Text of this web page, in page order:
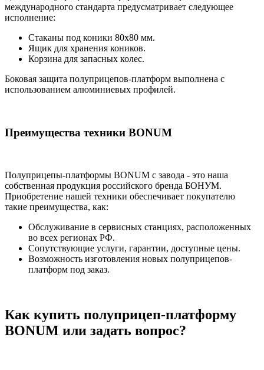
международного стандарта предусматривает следующее
исполнение:
Стаканы под коники 80х80 мм.
Ящик для хранения коников.
Корзина для запасных колес.
Боковая защита полуприцепов-платформ выполнена с
использованием алюминиевых профилей.
Преимущества техники BONUM
Полуприцепы-платформы BONUM с завода - это наша
собственная продукция российского бренда БОНУМ.
Приобретение нашей техники обеспечивает покупателю
такие преимущества, как:
Обслуживание в сервисных станциях, расположенных
во всех регионах РФ.
Сопутствующие услуги, гарантии, доступные цены.
Возможность изготовления новых полуприцепов-
платформ под заказ.
Как купить полуприцеп-платформу
BONUM или задать вопрос?